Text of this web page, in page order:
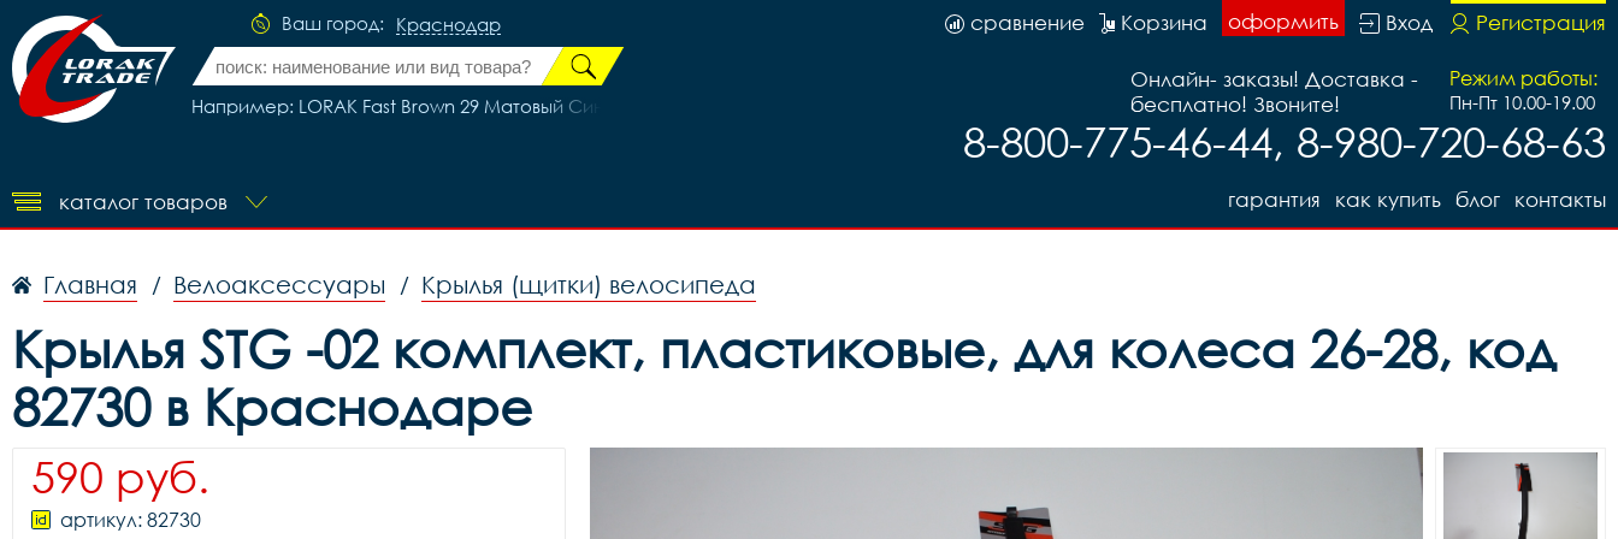
Ваш город: Краснодар
Например: LORAK Fast Brown 29 Матовый Синий рама 21 (на рост 183-190)
Регистрация
Вход
оформить
Корзина
сравнение
Режим работы:
Пн-Пт 10.00-19.00
Онлайн- заказы! Доставка -
бесплатно! Звоните!
8-800-775-46-44, 8-980-720-68-63
каталог товаров контакты
блог
как купить
гарантия
Главная / Велоаксессуары / Крылья (щитки) велосипеда
Крылья STG -02 комплект, пластиковые, для колеса 26-28, код
82730 в Краснодаре
590 руб.
артикул: 82730